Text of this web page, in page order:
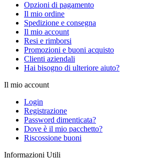
Opzioni di pagamento
Il mio ordine
Spedizione e consegna
Il mio account
Resi e rimborsi
Promozioni e buoni acquisto
Clienti aziendali
Hai bisogno di ulteriore aiuto?
Il mio account
Login
Registrazione
Password dimenticata?
Dove è il mio pacchetto?
Riscossione buoni
Informazioni Utili